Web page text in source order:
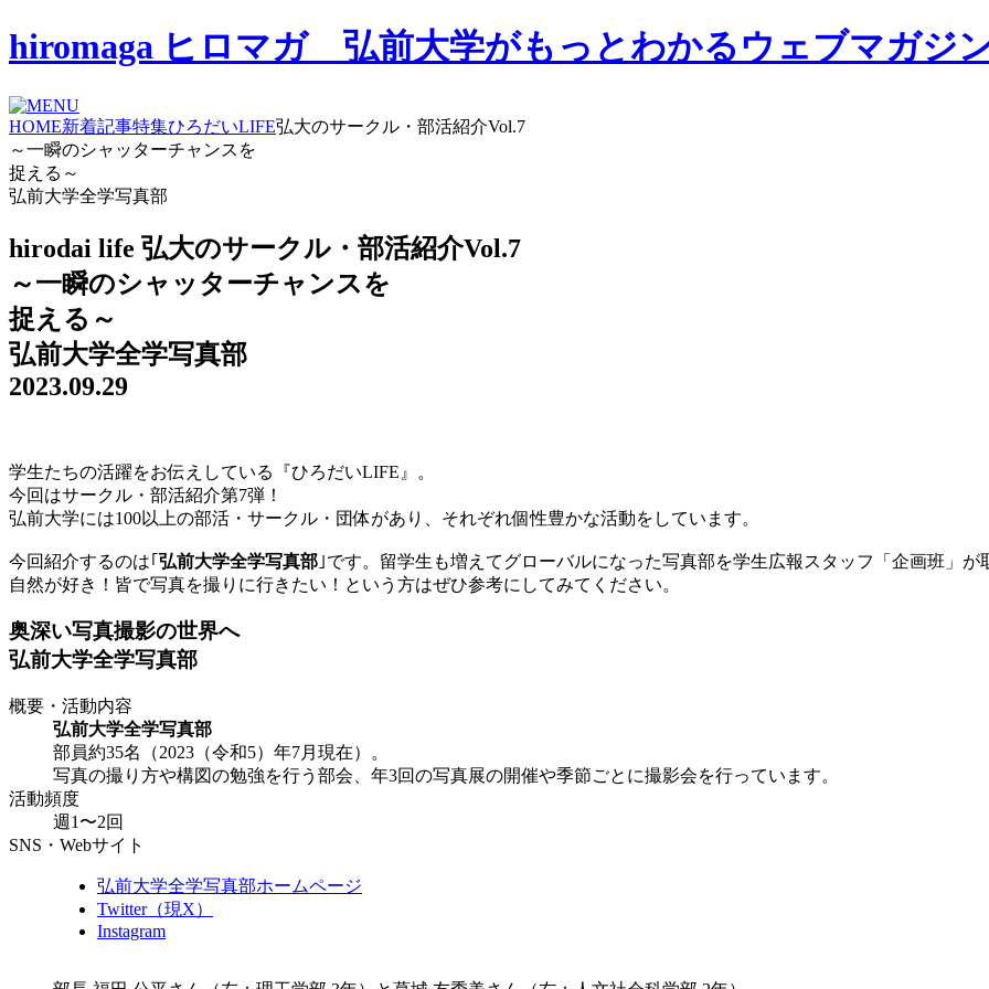
hiromaga ヒロマガ 弘前大学がもっとわかるウェブマガジ
HOME新着記事特集ひろだいLIFE弘大のサークル・部活紹介Vol.7
～一瞬のシャッターチャンスを
捉える～
弘前大学全学写真部
hirodai life 弘大のサークル・部活紹介Vol.7
～一瞬のシャッターチャンスを
捉える～
弘前大学全学写真部
2023.09.29
学生たちの活躍をお伝えしている『ひろだいLIFE』。
今回はサークル・部活紹介第7弾！
弘前大学には100以上の部活・サークル・団体があり、それぞれ個性豊かな活動をしています。
今回紹介するのは｢ 弘前大学全学写真部 ｣です。留学生も増えてグローバルになった写真部を学生広報スタッフ「企画班」が
自然が好き！皆で写真を撮りに行きたい！という方はぜひ参考にしてみてください。
奥深い写真撮影の世界へ
弘前大学全学写真部
概要・活動内容
弘前大学全学写真部
部員約35名（2023（令和5）年7月現在）。
写真の撮り方や構図の勉強を行う部会、年3回の写真展の開催や季節ごとに撮影会を行っています。
活動頻度
週1〜2回
SNS・Webサイト
弘前大学全学写真部ホームページ
Twitter（現X）
Instagram